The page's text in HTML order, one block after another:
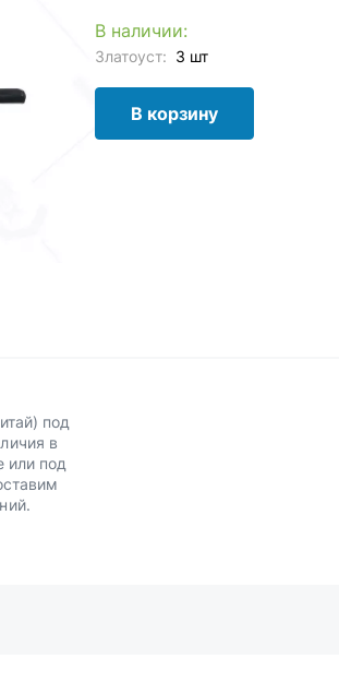
В наличии:
Златоуст: 3 шт
В корзину
под
в
или под